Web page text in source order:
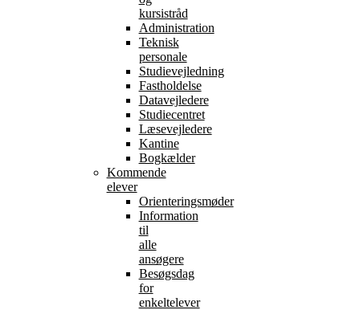
kursistråd
Administration
Teknisk
personale
Studievejledning
Fastholdelse
Datavejledere
Studiecentret
Læsevejledere
Kantine
Bogkælder
Kommende
elever
Orienteringsmøder
Information
til
alle
ansøgere
Besøgsdag
for
enkeltelever